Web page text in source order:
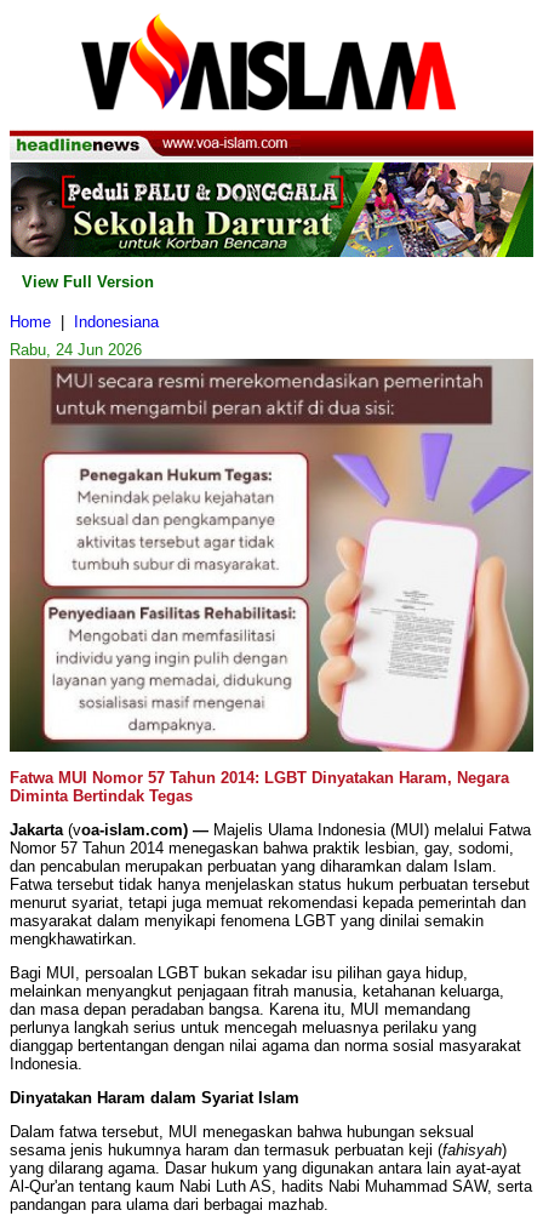
View Full Version
Home
Indonesiana
Rabu, 24 Jun 2026
Fatwa MUI Nomor 57 Tahun 2014: LGBT Dinyatakan Haram, Negara
Diminta Bertindak Tegas
Jakarta(voa-islam.com) — Majelis Ulama Indonesia (MUI) melalui Fatwa
Nomor 57 Tahun 2014 menegaskan bahwa praktik lesbian, gay, sodomi,
dan pencabulan merupakan perbuatan yang diharamkan dalam Islam.
Fatwa tersebut tidak hanya menjelaskan status hukum perbuatan tersebut
menurut syariat, tetapi juga memuat rekomendasi kepada pemerintah dan
masyarakat dalam menyikapi fenomena LGBT yang dinilai semakin
mengkhawatirkan.
Bagi MUI, persoalan LGBT bukan sekadar isu pilihan gaya hidup,
melainkan menyangkut penjagaan fitrah manusia, ketahanan keluarga,
dan masa depan peradaban bangsa. Karena itu, MUI memandang
perlunya langkah serius untuk mencegah meluasnya perilaku yang
dianggap bertentangan dengan nilai agama dan norma sosial masyarakat
Indonesia.
Dinyatakan Haram dalam Syariat Islam
Dalam fatwa tersebut, MUI menegaskan bahwa hubungan seksual
sesama jenis hukumnya haram dan termasuk perbuatan keji (fahisyah)
yang dilarang agama. Dasar hukum yang digunakan antara lain ayat-ayat
Al-Qur'an tentang kaum Nabi Luth AS, hadits Nabi Muhammad SAW, serta
pandangan para ulama dari berbagai mazhab.